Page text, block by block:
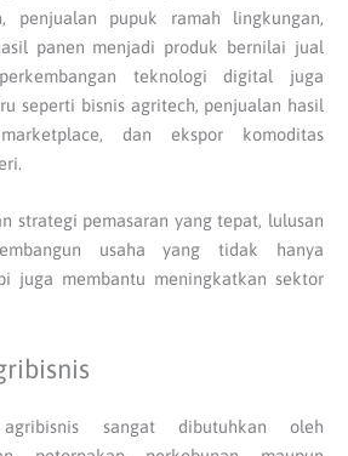
penjualan pupuk ramah lingkungan,
panen menjadi produk bernilai jual
teknologi digital juga
seperti bisnis agritech, penjualan hasil
dan ekspor komoditas
strategi pemasaran yang tepat, lulusan
usaha yang tidak hanya
juga membantu meningkatkan sektor
sangat dibutuhkan oleh